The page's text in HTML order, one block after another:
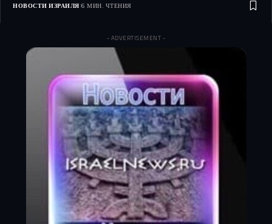
НОВОСТИ ИЗРАИЛЯ 6 МИН. ЧТЕНИЯ
- ADVERTISEMENT -